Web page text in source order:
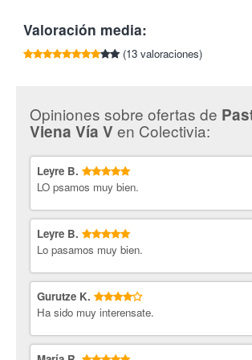
repostero.
Pastelería Viena Vía V.Reconocida pastelería
innovación les caracteriza.
¡Endúlzate con Colectivia!
Valoración media:
(13 valoraciones)
Opiniones sobre ofertas de
Viena Vía V en Colectivia:
Leyre B.
LO psamos muy bien.
Leyre B.
Lo pasamos muy bien.
Gurutze K.
Ha sido muy interensate.